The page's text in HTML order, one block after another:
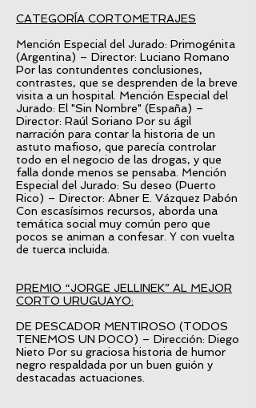
CATEGORÍA CORTOMETRAJES
Mención Especial del Jurado: Primogénita
(Argentina) – Director: Luciano Romano
Por las contundentes conclusiones,
contrastes, que se desprenden de la breve
visita a un hospital. Mención Especial del
Jurado: El "Sin Nombre" (España) –
Director: Raúl Soriano Por su ágil
narración para contar la historia de un
astuto mafioso, que parecía controlar
todo en el negocio de las drogas, y que
falla donde menos se pensaba. Mención
Especial del Jurado: Su deseo (Puerto
Rico) – Director: Abner E. Vázquez Pabón
Con escasísimos recursos, aborda una
temática social muy común pero que
pocos se animan a confesar. Y con vuelta
de tuerca incluida.
PREMIO “JORGE JELLINEK” AL MEJOR
CORTO URUGUAYO:
DE PESCADOR MENTIROSO (TODOS
TENEMOS UN POCO) – Dirección: Diego
Nieto Por su graciosa historia de humor
negro respaldada por un buen guión y
destacadas actuaciones.